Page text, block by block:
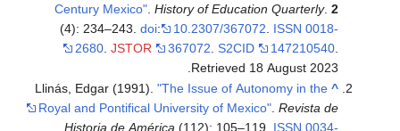
Century Mexico" .History of Education Quarterly.2
(4): 234–243.doi: 10.2307/367072 ISSN 0018-
2680 .JSTOR 367072 .S2CID 147210540
Retrieved 18 August 2023
^
Llinás, Edgar (1991)."The Issue of Autonomy in the
Royal and Pontifical University of Mexico" .Revista de
Historia de América (112): 105–119. ISSN 0034-